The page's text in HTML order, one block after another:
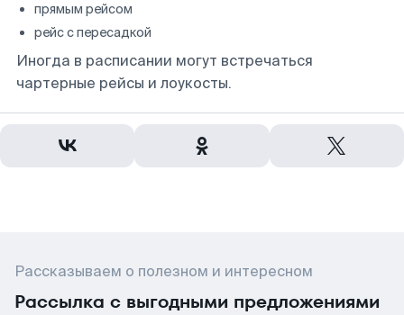
прямым рейсом
рейс с пересадкой
Иногда в расписании могут встречаться
чартерные рейсы и лоукосты.
Рассказываем о полезном и интересном
Рассылка с выгодными предложениями